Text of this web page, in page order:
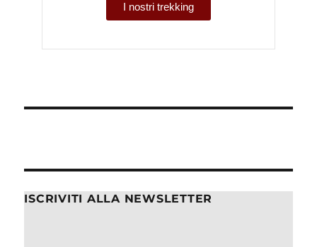
I nostri trekking
ISCRIVITI ALLA NEWSLETTER